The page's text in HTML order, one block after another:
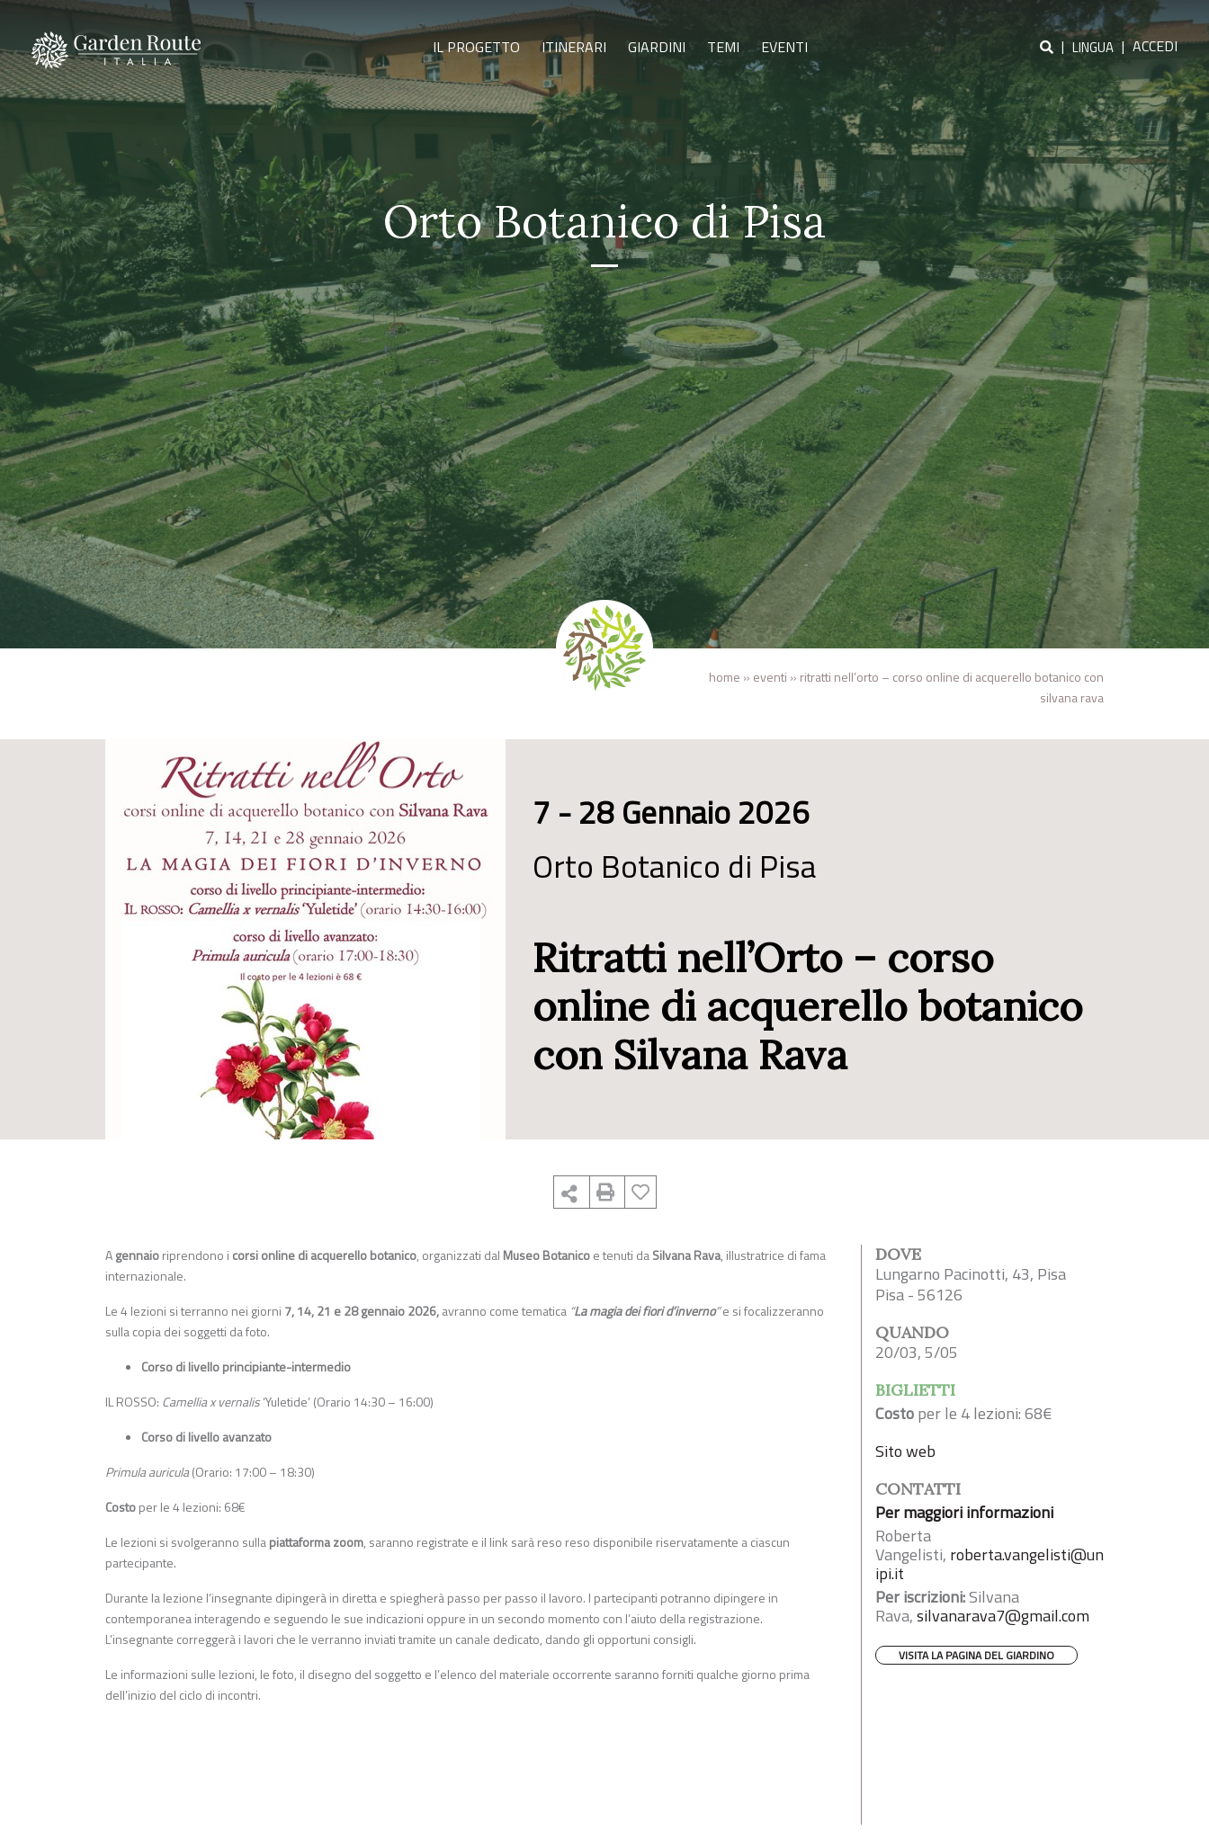
IL PROGETTO ITINERARI GIARDINI TEMI EVENTI | LINGUA | ACCEDI
Orto Botanico di Pisa
home » eventi » ritratti nell’orto – corso online di acquerello botanico con
silvana rava
7 - 28 Gennaio 2026
Orto Botanico di Pisa
Ritratti nell’Orto – corso
online di acquerello botanico
con Silvana Rava
Agennaioriprendono i corsi online di acquerello botanico, organizzati dal Museo Botanicoe tenuti daSilvana Rava, illustratrice di fama
internazionale.
Le 4 lezioni si terranno nei giorni 7, 14, 21 e 28 gennaio 2026,avranno come tematica “La magia dei fiori d’inverno”e si focalizzeranno
sulla copia dei soggetti da foto.
Corso di livello principiante-intermedio
IL ROSSO: Camellia x vernalis‘Yuletide’ (Orario 14:30 – 16:00)
Corso di livello avanzato
Primula auricula(Orario: 17:00 – 18:30)
Costoper le 4 lezioni: 68€
Le lezioni si svolgeranno sullapiattaforma zoom, saranno registrate e il link sarà reso reso disponibile riservatamente a ciascun
partecipante.
Durante la lezione l’insegnante dipingerà in diretta e spiegherà passo per passo il lavoro. I partecipanti potranno dipingere in
contemporanea interagendo e seguendo le sue indicazioni oppure in un secondo momento con l’aiuto della registrazione.
L’insegnante correggerà i lavori che le verranno inviati tramite un canale dedicato, dando gli opportuni consigli.
Le informazioni sulle lezioni, le foto, il disegno del soggetto e l’elenco del materiale occorrente saranno forniti qualche giorno prima
dell’inizio del ciclo di incontri.
DOVE
Lungarno Pacinotti, 43, Pisa
Pisa - 56126
QUANDO
20/03, 5/05
BIGLIETTI
Costoper le 4 lezioni: 68€
Sito web
CONTATTI
Per maggiori informazioni
Roberta
Vangelisti, roberta.vangelisti@un
ipi.it
Per iscrizioni:Silvana
Rava,silvanarava7@gmail.com
VISITA LA PAGINA DEL GIARDINO